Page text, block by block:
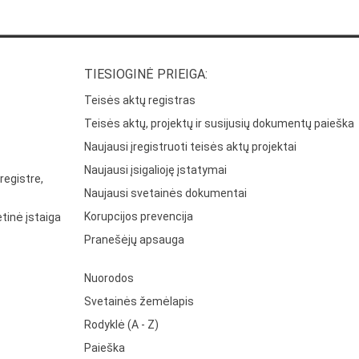
įstaiga
TIESIOGINĖ PRIEIGA:
Teisės aktų registras
Teisės aktų, projektų ir susijusių dokumentų paieška
Naujausi įregistruoti teisės aktų projektai
Naujausi įsigalioję įstatymai
Naujausi svetainės dokumentai
Korupcijos prevencija
Pranešėjų apsauga
Nuorodos
Svetainės žemėlapis
Rodyklė (A - Z)
Paieška